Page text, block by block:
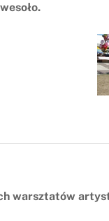
warsztatów